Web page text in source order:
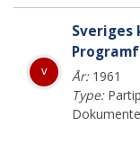
v
Sveriges
År:1961
Type: